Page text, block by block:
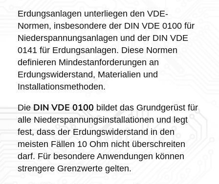
Erdungsanlagen unterliegen den VDE-
Normen, insbesondere der DIN VDE 0100 für
Niederspannungsanlagen und der DIN VDE
0141 für Erdungsanlagen. Diese Normen
definieren Mindestanforderungen an
Erdungswiderstand, Materialien und
Installationsmethoden.
Die DIN VDE 0100 bildet das Grundgerüst für
alle Niederspannungsinstallationen und legt
fest, dass der Erdungswiderstand in den
meisten Fällen 10 Ohm nicht überschreiten
darf. Für besondere Anwendungen können
strengere Grenzwerte gelten.